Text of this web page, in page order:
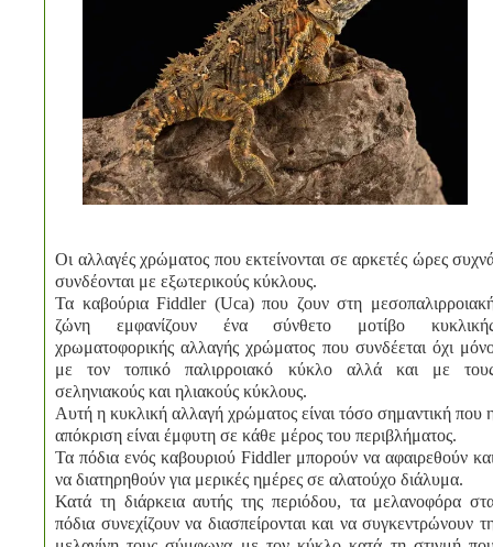
Οι αλλαγές χρώματος που εκτείνονται σε αρκετές ώρες
συνδέονται με εξωτερικούς κύκλους.
Τα καβούρια Fiddler (Uca) που ζουν στη
ζώνη εμφανίζουν ένα σύνθετο μοτίβο
χρωματοφορικής αλλαγής χρώματος που συνδέεται όχι
με τον τοπικό παλιρροιακό κύκλο αλλά και με
σεληνιακούς και ηλιακούς κύκλους.
Αυτή η κυκλική αλλαγή χρώματος είναι τόσο σημαντική που
απόκριση είναι έμφυτη σε κάθε μέρος του περιβλήματος.
Τα πόδια ενός καβουριού Fiddler μπορούν να αφαιρεθούν
να διατηρηθούν για μερικές ημέρες σε αλατούχο διάλυμα.
Κατά τη διάρκεια αυτής της περιόδου, τα μελανοφόρα
πόδια συνεχίζουν να διασπείρονται και να συγκεντρώνουν